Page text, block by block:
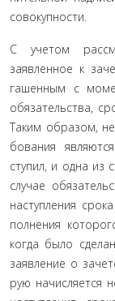
совокупности.
С учетом
заявленное к
гашенным с
обязательства,
Таким образом,
бования
ступил, и одна из
случае
наступления
полнения
когда было
заявление о
рую начисляется